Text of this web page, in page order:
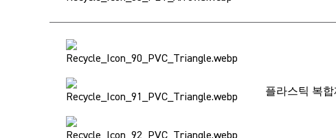
플라스틱 복합